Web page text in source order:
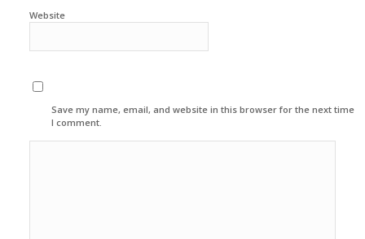
Website
Save my name, email, and website in this browser for the next time
I comment.